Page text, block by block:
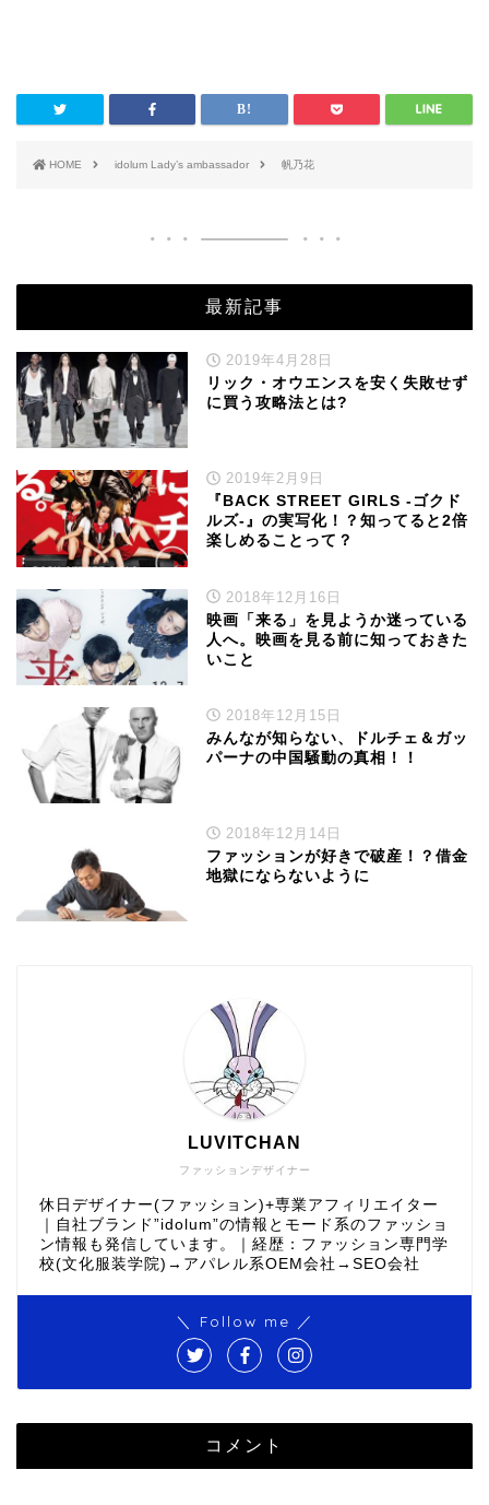
HOME idolum Lady’s ambassador 帆乃花
最新記事
2019年4月28日
リック・オウエンスを安く失敗せず
に買う攻略法とは?
2019年2月9日
『BACK STREET GIRLS -ゴクド
ルズ-』の実写化！？知ってると2倍
楽しめることって？
2018年12月16日
映画「来る」を見ようか迷っている
人へ。映画を見る前に知っておきた
いこと
2018年12月15日
みんなが知らない、ドルチェ＆ガッ
パーナの中国騒動の真相！！
2018年12月14日
ファッションが好きで破産！？借金
地獄にならないように
ファッションデザイナー
LUVITCHAN
休日デザイナー(ファッション)+専業アフィリエイター
｜自社ブランド”idolum”の情報とモード系のファッショ
ン情報も発信しています。｜経歴：ファッション専門学
校(文化服装学院)→アパレル系OEM会社→SEO会社
＼ Follow me ／
コメント